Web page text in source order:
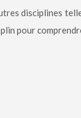
disciplines
pour